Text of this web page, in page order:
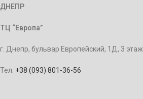
ДНЕПР
ТЦ “Европа”
г. Днепр, бульвар Европейский, 1Д, 3 этаж
Тел. +38 (093) 801-36-56